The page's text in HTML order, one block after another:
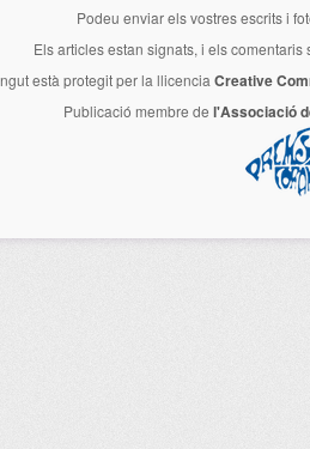
Podeu enviar els vostres escrits i
Els articles estan signats, i els
està protegit per la llicencia Creative
Publicació membre de l'Associació